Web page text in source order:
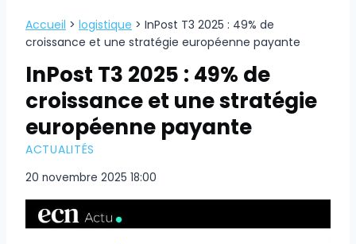
Accueil > logistique > InPost T3 2025 : 49% de
croissance et une stratégie européenne payante
InPost T3 2025 : 49% de
croissance et une stratégie
européenne payante
ACTUALITÉS
20 novembre 2025 18:00